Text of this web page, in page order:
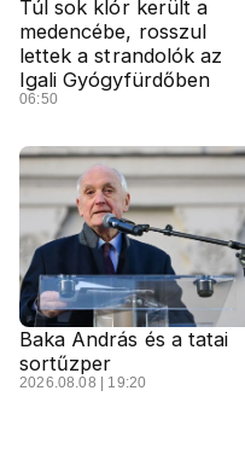
Túl sok klór került a
medencébe, rosszul
lettek a strandolók az
Igali Gyógyfürdőben
06:50
Baka András és a tatai
sortűzper
2026.08.08 | 19:20